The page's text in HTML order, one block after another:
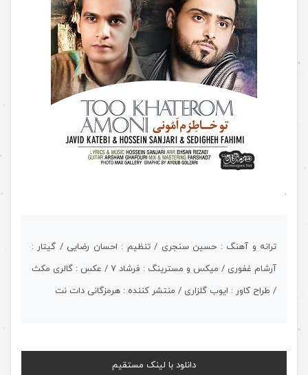
.
ترانه و آهنگ : حسین سنجری / تنظیم : احسان رضایی / گیتار :
آرشام غفوری / میکس و مسترینگ : فرشاد ۷ / عکس : گالری مکث
/ طراح کاور : ایوب گلزاری / منتشر کننده : هرمزگانی دات نت
دانلود با لینک مستقیم